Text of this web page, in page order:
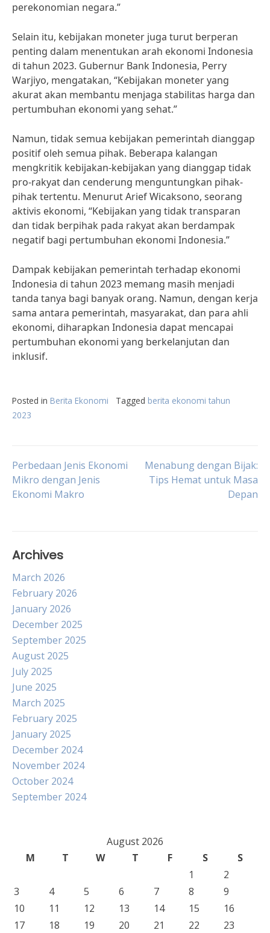
perekonomian negara.”
Selain itu, kebijakan moneter juga turut berperan
penting dalam menentukan arah ekonomi Indonesia
di tahun 2023. Gubernur Bank Indonesia, Perry
Warjiyo, mengatakan, “Kebijakan moneter yang
akurat akan membantu menjaga stabilitas harga dan
pertumbuhan ekonomi yang sehat.”
Namun, tidak semua kebijakan pemerintah dianggap
positif oleh semua pihak. Beberapa kalangan
mengkritik kebijakan-kebijakan yang dianggap tidak
pro-rakyat dan cenderung menguntungkan pihak-
pihak tertentu. Menurut Arief Wicaksono, seorang
aktivis ekonomi, “Kebijakan yang tidak transparan
dan tidak berpihak pada rakyat akan berdampak
negatif bagi pertumbuhan ekonomi Indonesia.”
Dampak kebijakan pemerintah terhadap ekonomi
Indonesia di tahun 2023 memang masih menjadi
tanda tanya bagi banyak orang. Namun, dengan kerja
sama antara pemerintah, masyarakat, dan para ahli
ekonomi, diharapkan Indonesia dapat mencapai
pertumbuhan ekonomi yang berkelanjutan dan
inklusif.
Posted in Berita Ekonomi Tagged berita ekonomi tahun
2023
Post
navigation
Perbedaan Jenis Ekonomi
Mikro dengan Jenis
Ekonomi Makro
Menabung dengan Bijak:
Tips Hemat untuk Masa
Depan
Archives
March 2026
February 2026
January 2026
December 2025
September 2025
August 2025
July 2025
June 2025
March 2025
February 2025
January 2025
December 2024
November 2024
October 2024
September 2024
August 2026
M
T W T F S
S
1
2
3
4 5 6 7 8
9
10
11 12 13 14 15
16
17
18 19 20 21 22 23